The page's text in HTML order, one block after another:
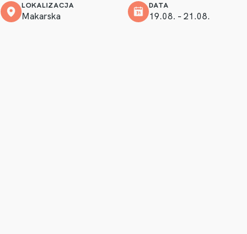
LOKALIZACJA
Makarska
DATA
19.08. – 21.08.